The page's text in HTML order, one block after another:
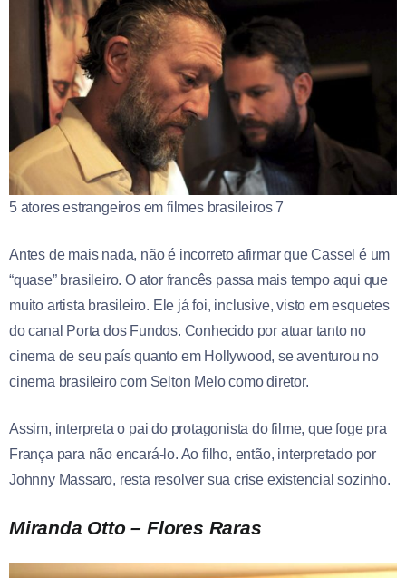
5 atores estrangeiros em filmes brasileiros 7
Antes de mais nada, não é incorreto afirmar que Cassel é um
“quase” brasileiro. O ator francês passa mais tempo aqui que
muito artista brasileiro. Ele já foi, inclusive, visto em esquetes
do canal Porta dos Fundos. Conhecido por atuar tanto no
cinema de seu país quanto em Hollywood, se aventurou no
cinema brasileiro com Selton Melo como diretor.
Assim, interpreta o pai do protagonista do filme, que foge pra
França para não encará-lo. Ao filho, então, interpretado por
Johnny Massaro, resta resolver sua crise existencial sozinho.
Miranda Otto – Flores Raras